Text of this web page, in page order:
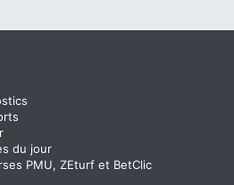
du jour
PMU, ZEturf et BetClic